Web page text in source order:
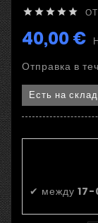
    
40,00 €
Отправка в
Есть на
✔ между